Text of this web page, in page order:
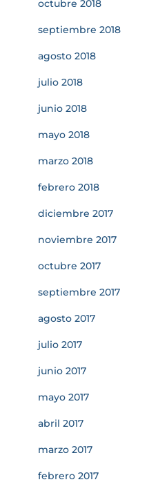
octubre 2018
septiembre 2018
agosto 2018
julio 2018
junio 2018
mayo 2018
marzo 2018
febrero 2018
diciembre 2017
noviembre 2017
octubre 2017
septiembre 2017
agosto 2017
julio 2017
junio 2017
mayo 2017
abril 2017
marzo 2017
febrero 2017